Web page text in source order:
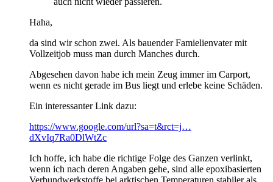
Haha,
da sind wir schon zwei. Als bauender Famielienvater mit
Vollzeitjob muss man durch Manches durch.
Abgesehen davon habe ich mein Zeug immer im Carport,
wenn es nicht gerade im Bus liegt und erlebe keine Schäden.
Ein interessanter Link dazu:
https://www.google.com/url?sa=t&rct=j…
dXvIq7Ra0DlWtZc
Ich hoffe, ich habe die richtige Folge des Ganzen verlinkt,
wenn ich nach deren Angaben gehe, sind alle epoxibasierten
Verbundwerkstoffe bei arktischen Temperaturen stabiler als